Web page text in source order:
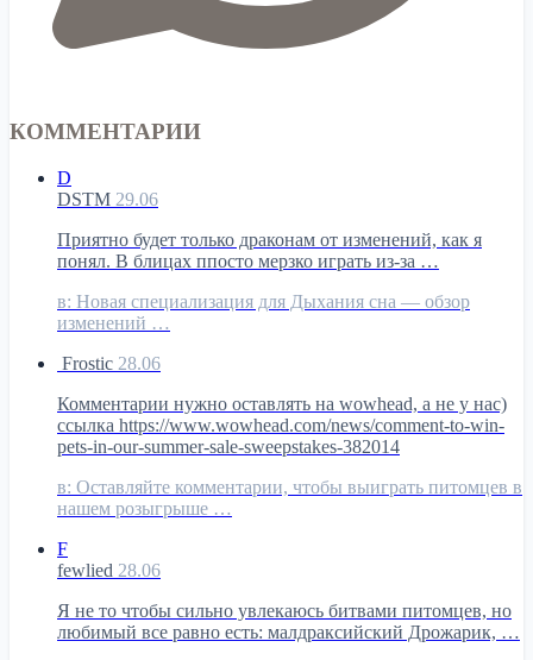
КОММЕНТАРИИ
D
DSTM 29.06
Приятно будет только драконам от изменений, как я
понял. В блицах ппосто мерзко играть из-за …
в: Новая специализация для Дыхания сна — обзор
изменений …
Frostic 28.06
Комментарии нужно оставлять на wowhead, а не у нас)
ссылка https://www.wowhead.com/news/comment-to-win-
pets-in-our-summer-sale-sweepstakes-382014
в: Оставляйте комментарии, чтобы выиграть питомцев в
нашем розыгрыше …
F
fewlied 28.06
Я не то чтобы сильно увлекаюсь битвами питомцев, но
любимый все равно есть: малдраксийский Дрожарик, …